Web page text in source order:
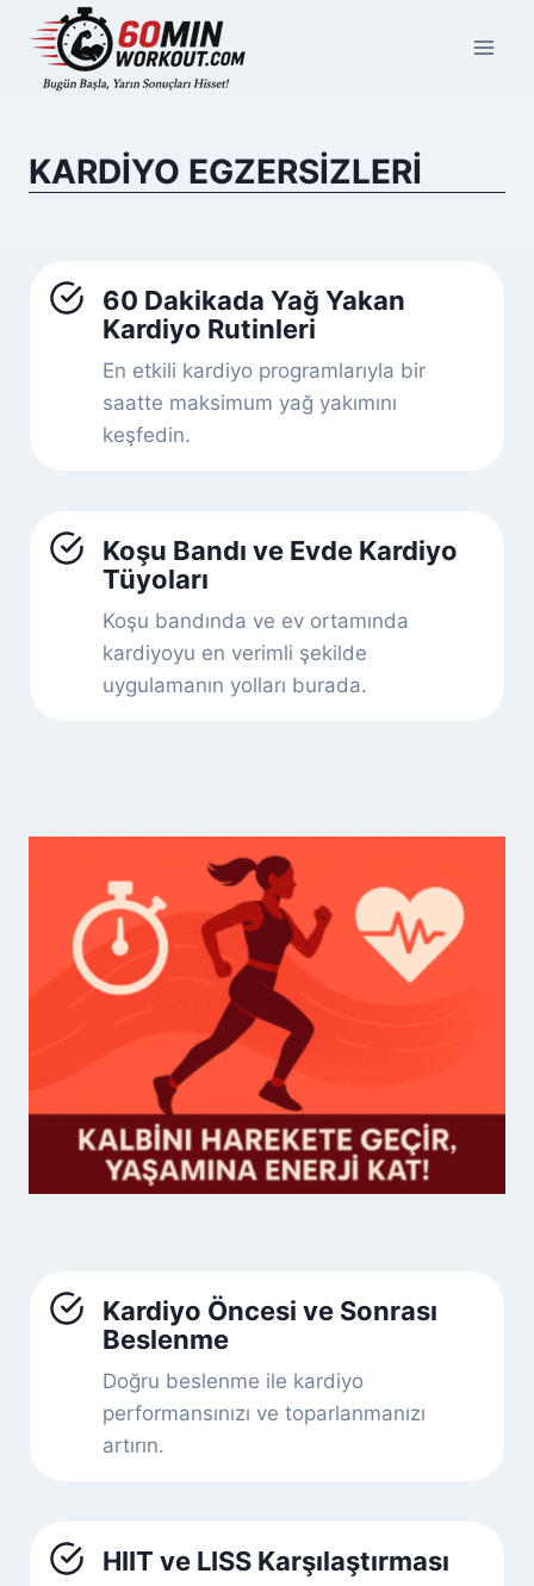
content
KARDIYO EGZERSIZLERI
60 Dakikada Yağ Yakan
Kardiyo Rutinleri
En etkili kardiyo programlarıyla bir
saatte maksimum yağ yakımını
keşfedin.
Koşu Bandı ve Evde Kardiyo
Tüyoları
Koşu bandında ve ev ortamında
kardiyoyu en verimli şekilde
uygulamanın yolları burada.
Kardiyo Öncesi ve Sonrası
Beslenme
Doğru beslenme ile kardiyo
performansınızı ve toparlanmanızı
artırın.
HIIT ve LISS Karşılaştırması